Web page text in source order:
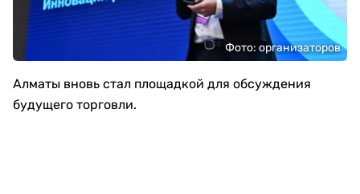
Фото: организаторов
Алматы вновь стал площадкой для обсуждения
будущего торговли.